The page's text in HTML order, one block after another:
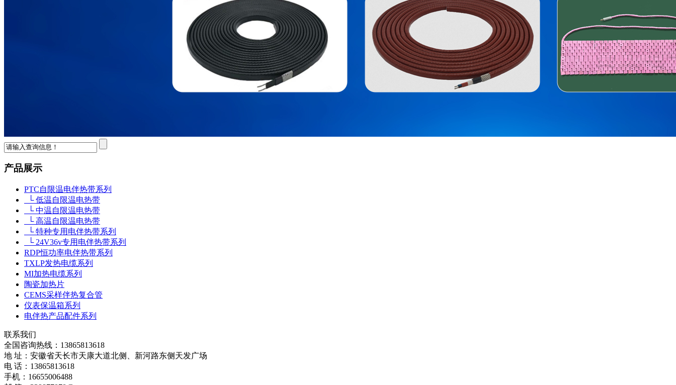
产品展示
PTC自限温电伴热带系列
└ 低温自限温电热带
└ 中温自限温电热带
└ 高温自限温电热带
└ 特种专用电伴热带系列
└ 24V36v专用电伴热带系列
RDP恒功率电伴热带系列
TXLP发热电缆系列
MI加热电缆系列
陶瓷加热片
CEMS采样伴热复合管
仪表保温箱系列
电伴热产品配件系列
联系我们
全国咨询热线： 13865813618
地 址：安徽省天长市天康大道北侧、新河路东侧天发广场
电 话：13865813618
手机：16655006488